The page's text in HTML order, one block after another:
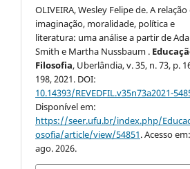
OLIVEIRA, Wesley Felipe de. A
imaginação, moralidade, política e
literatura: uma análise a partir de
Smith e Martha Nussbaum .
Filosofia, Uberlândia, v. 35, n. 73, p.
198, 2021. DOI:
10.14393/REVEDFIL.v35n73a2021-
Disponível em:
https://seer.ufu.br/index.php/
osofia/article/view/54851. Acesso
ago. 2026.